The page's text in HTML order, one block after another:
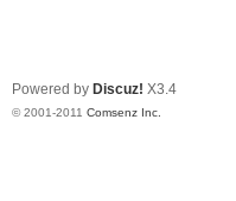
Powered by Discuz! X3.4
© 2001-2011 Comsenz Inc.